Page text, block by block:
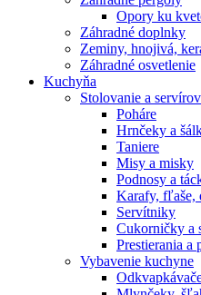
Opory ku
Záhradné doplnky
Zeminy, hnojivá,
Záhradné osvetlenie
Kuchyňa
Stolovanie a
Poháre
Hrnčeky a
Taniere
Misy a misky
Podnosy a
Karafy, fľaše,
Servítniky
Cukorničky a
Prestierania a
Vybavenie kuchyne